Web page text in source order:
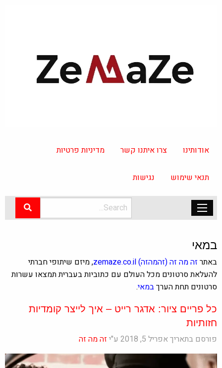
אודותינו צרו איתנו קשר מדיניות פרטיות
תנאי שימוש נגישות
במאי
באתרזה מה זה(זהמהזה)zemaze.co.il, מיזם שיתופי חברתי
להעלאת סרטונים מכל העולם עם כתוביות בעברית תמצאו עשרות
סרטונים תחת הערךבמאי.
כל פריים ציור: אדגר רייט – איך לייצר קומדיות
חזותיות
פורסם בתאריך אפריל 5, 2018 ע"י זה מה זה